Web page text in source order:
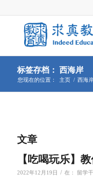
标签存档： 西海岸
您现在的位置： 主页 / 西海
文章
【吃喝玩乐】
2022年12月19日 / 在： 留学